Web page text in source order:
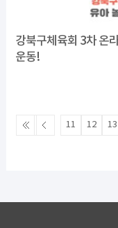
강북구체육회 3차 온
운동!
11 12 13